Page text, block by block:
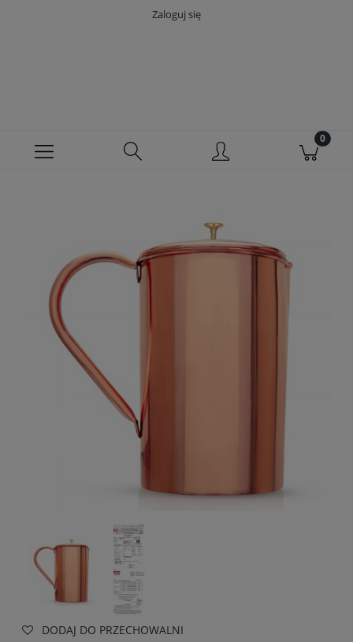
Zaloguj się
DODAJ DO PRZECHOWALNI